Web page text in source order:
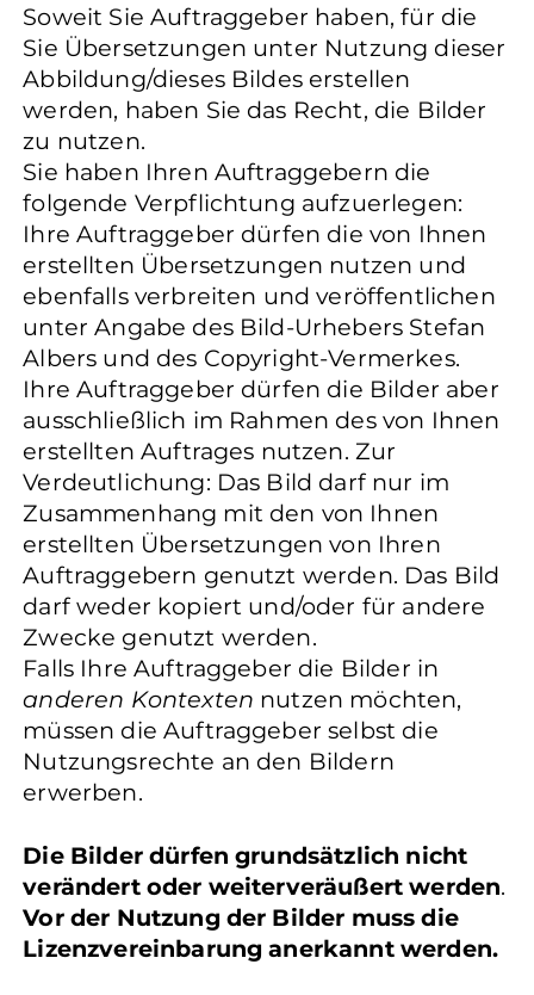
Soweit Sie Auftraggeber haben, für die
Sie Übersetzungen unter Nutzung dieser
Abbildung/dieses Bildes erstellen
werden, haben Sie das Recht, die Bilder
zu nutzen.
Sie haben Ihren Auftraggebern die
folgende Verpflichtung aufzuerlegen:
Ihre Auftraggeber dürfen die von Ihnen
erstellten Übersetzungen nutzen und
ebenfalls verbreiten und veröffentlichen
unter Angabe des Bild-Urhebers Stefan
Albers und des Copyright-Vermerkes.
Ihre Auftraggeber dürfen die Bilder aber
ausschließlich im Rahmen des von Ihnen
erstellten Auftrages nutzen. Zur
Verdeutlichung: Das Bild darf nur im
Zusammenhang mit den von Ihnen
erstellten Übersetzungen von Ihren
Auftraggebern genutzt werden. Das Bild
darf weder kopiert und/oder für andere
Zwecke genutzt werden.
Falls Ihre Auftraggeber die Bilder in
anderen Kontexten nutzen möchten,
müssen die Auftraggeber selbst die
Nutzungsrechte an den Bildern
erwerben.
Die Bilder dürfen grundsätzlich nicht
verändert oder weiterveräußert werden.
Vor der Nutzung der Bilder muss die
Lizenzvereinbarung anerkannt werden.